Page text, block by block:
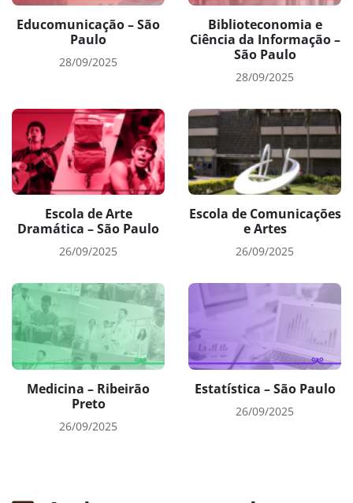
Educomunicação – São
Paulo
28/09/2025
Biblioteconomia e
Ciência da Informação –
São Paulo
28/09/2025
Escola de Arte
Dramática – São Paulo
26/09/2025
Escola de Comunicações
e Artes
26/09/2025
Medicina – Ribeirão
Preto
26/09/2025
Estatística – São Paulo
26/09/2025